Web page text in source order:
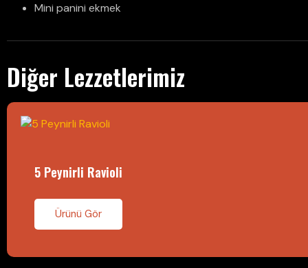
Mini panini ekmek
Diğer Lezzetlerimiz
5 Peynirli Ravioli
Ürünü Gör